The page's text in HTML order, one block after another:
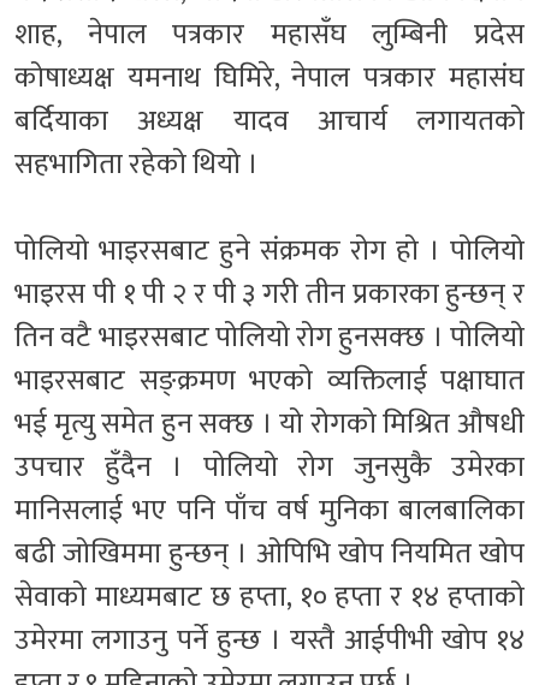
शाह, नेपाल पत्रकार महासँघ लुम्बिनी प्रदेस
कोषाध्यक्ष यमनाथ घिमिरे, नेपाल पत्रकार महासंघ
बर्दियाका अध्यक्ष यादव आचार्य लगायतको
सहभागिता रहेको थियो ।
पोलियो भाइरसबाट हुने संक्रमक रोग हो । पोलियो
भाइरस पी १ पी २ र पी ३ गरी तीन प्रकारका हुन्छन् र
तिन वटै भाइरसबाट पोलियो रोग हुनसक्छ । पोलियो
भाइरसबाट सङ्क्रमण भएको व्यक्तिलाई पक्षाघात
भई मृत्यु समेत हुन सक्छ । यो रोगको मिश्रित औषधी
उपचार हुँदैन । पोलियो रोग जुनसुकै उमेरका
मानिसलाई भए पनि पाँच वर्ष मुनिका बालबालिका
बढी जोखिममा हुन्छन् । ओपिभि खोप नियमित खोप
सेवाको माध्यमबाट छ हप्ता, १० हप्ता र १४ हप्ताको
उमेरमा लगाउनु पर्ने हुन्छ । यस्तै आईपीभी खोप १४